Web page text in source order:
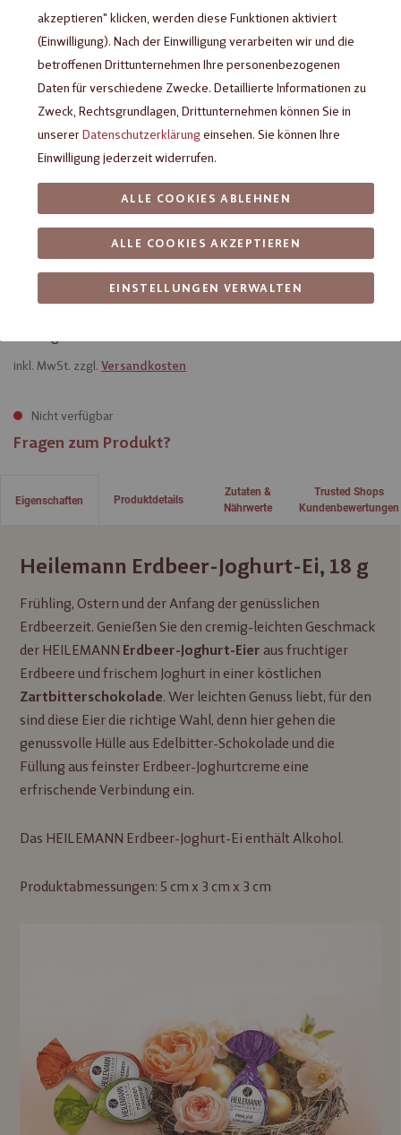
Heilemann Erdbeer-Joghurt-Ei,
18 g
inkl. MwSt. zzgl. Versandkosten
Nicht verfügbar
Fragen zum Produkt?
Eigenschaften
Heilemann Erdbeer-Joghurt-Ei, 18 g
Frühling, Ostern und der Anfang der genüsslichen
Erdbeerzeit. Genießen Sie den cremig-leichten Geschmack
der HEILEMANN Erdbeer-Joghurt-Eier aus fruchtiger
Erdbeere und frischem Joghurt in einer köstlichen
Zartbitterschokolade. Wer leichten Genuss liebt, für den
sind diese Eier die richtige Wahl, denn hier gehen die
genussvolle Hülle aus Edelbitter-Schokolade und die
Füllung aus feinster Erdbeer-Joghurtcreme eine
erfrischende Verbindung ein.
Das HEILEMANN Erdbeer-Joghurt-Ei enthält Alkohol.
Produktabmessungen: 5 cm x 3 cm x 3 cm
Produktdetails
Zutaten &
Nährwerte
Trusted Shops
Kundenbewertungen
akzeptieren" klicken, werden diese Funktionen aktiviert
(Einwilligung). Nach der Einwilligung verarbeiten wir und die
betroffenen Drittunternehmen Ihre personenbezogenen
Daten für verschiedene Zwecke. Detaillierte Informationen zu
Zweck, Rechtsgrundlagen, Drittunternehmen können Sie in
unsererDatenschutzerklärungeinsehen. Sie können Ihre
Einwilligung jederzeit widerrufen.
EINSTELLUNGEN VERWALTEN
ALLE COOKIES AKZEPTIEREN
ALLE COOKIES ABLEHNEN